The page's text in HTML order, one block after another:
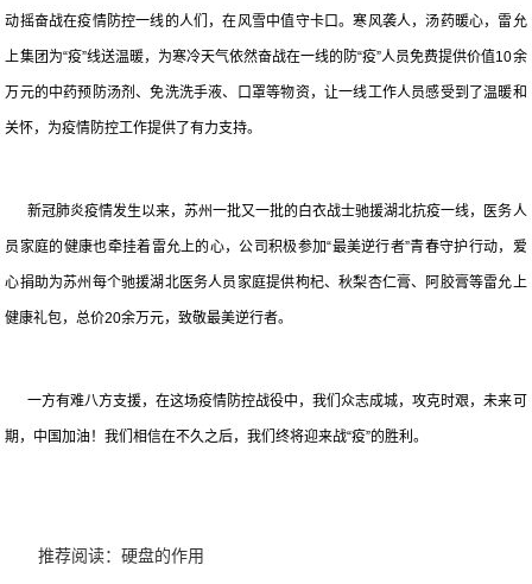
动摇奋战在疫情防控一线的人们，在风雪中值守卡口。寒风袭人，汤药暖心，雷允
上集团为“疫”线送温暖，为寒冷天气依然奋战在一线的防“疫”人员免费提供价值10余
万元的中药预防汤剂、免洗洗手液、口罩等物资，让一线工作人员感受到了温暖和
关怀，为疫情防控工作提供了有力支持。
新冠肺炎疫情发生以来，苏州一批又一批的白衣战士驰援湖北抗疫一线，医务人
员家庭的健康也牵挂着雷允上的心，公司积极参加“最美逆行者”青春守护行动，爱
心捐助为苏州每个驰援湖北医务人员家庭提供枸杞、秋梨杏仁膏、阿胶膏等雷允上
健康礼包，总价20余万元，致敬最美逆行者。
一方有难八方支援，在这场疫情防控战役中，我们众志成城，攻克时艰，未来可
期，中国加油！我们相信在不久之后，我们终将迎来战“疫”的胜利。
推荐阅读：硬盘的作用